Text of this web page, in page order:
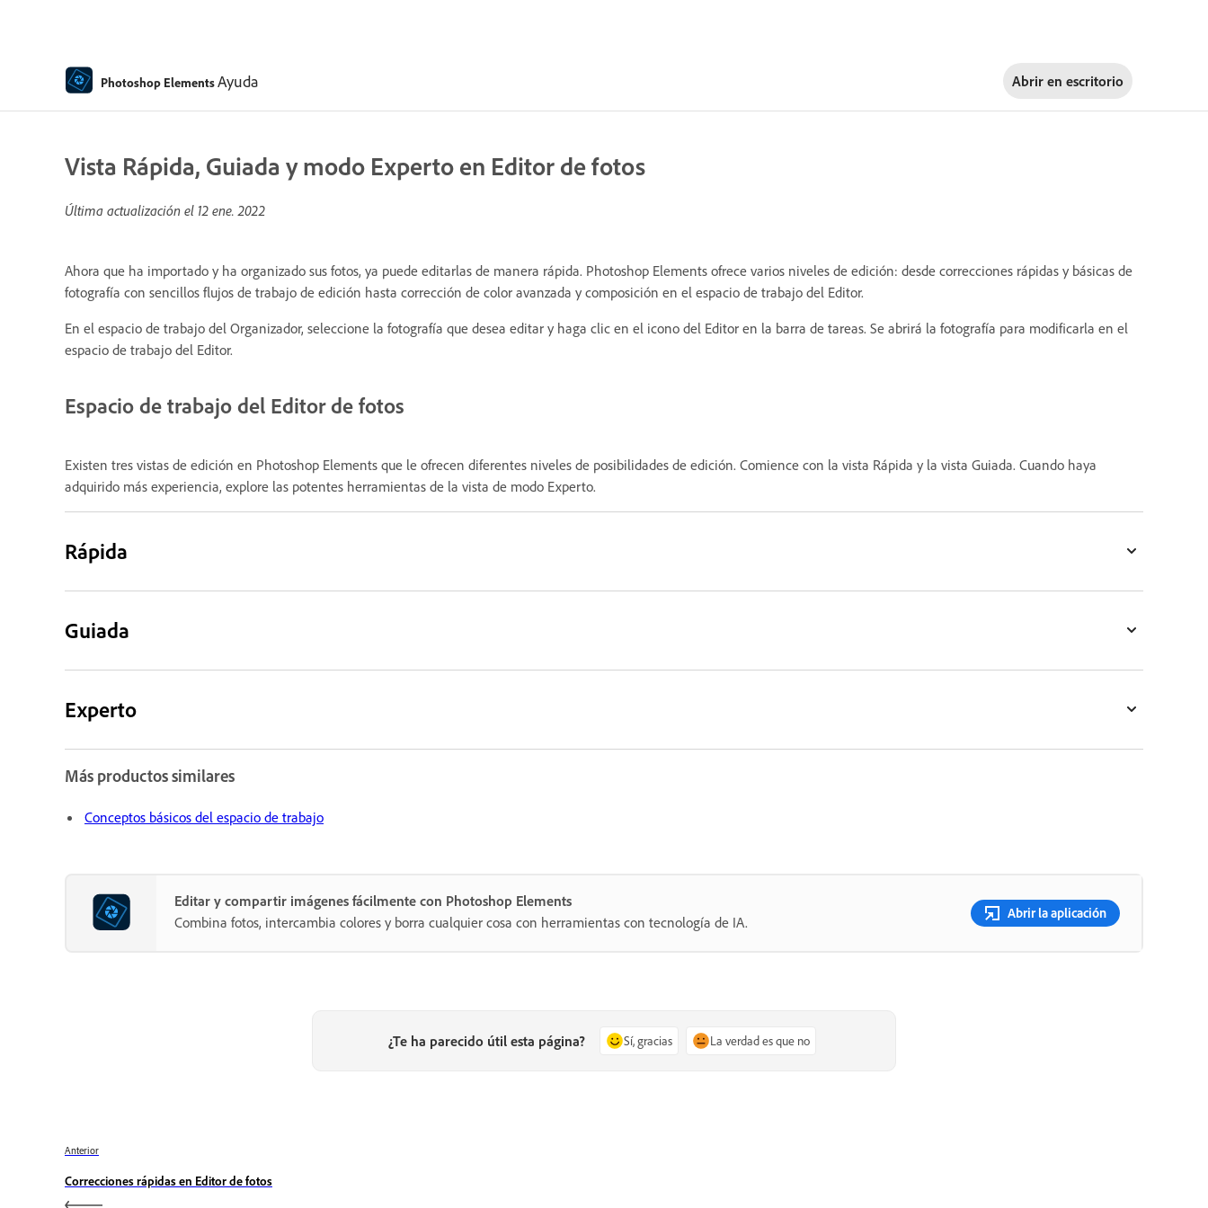
Photoshop ElementsAyuda Abrir en escritorio
Vista Rápida, Guiada y modo Experto en Editor de fotos
Última actualización el 12 ene. 2022
Ahora que ha importado y ha organizado sus fotos, ya puede editarlas de manera rápida. Photoshop Elements ofrece varios niveles de edición: desde correcciones rápidas y básicas de
fotografía con sencillos flujos de trabajo de edición hasta corrección de color avanzada y composición en el espacio de trabajo del Editor.
En el espacio de trabajo del Organizador, seleccione la fotografía que desea editar y haga clic en el icono del Editor en la barra de tareas. Se abrirá la fotografía para modificarla en el
espacio de trabajo del Editor.
Espacio de trabajo del Editor de fotos
Existen tres vistas de edición en Photoshop Elements que le ofrecen diferentes niveles de posibilidades de edición. Comience con la vista Rápida y la vista Guiada. Cuando haya
adquirido más experiencia, explore las potentes herramientas de la vista de modo Experto.
Rápida
Guiada
Experto
Más productos similares
Conceptos básicos del espacio de trabajo
Editar y compartir imágenes fácilmente con Photoshop Elements
Combina fotos, intercambia colores y borra cualquier cosa con herramientas con tecnología de IA.
Abrir la aplicación
¿Te ha parecido útil esta página? Sí, gracias La verdad es que no
Anterior
Correcciones rápidas en Editor de fotos